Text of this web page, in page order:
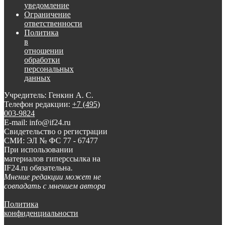
уведомление
Ограничение
ответственности
Политика
в
отношении
обработки
персональных
данных
Учредитель: Генкин А. С.
Телефон редакции: +7 (495)
003-9824
E-mail: info@if24.ru
Свидетельство о регистрации
СМИ: ЭЛ № ФС 77 - 67477
При использовании
материалов гиперссылка на
IF24.ru обязательна.
Мнение редакции может не
совпадать с мнением автора
Политика
конфиденциальности